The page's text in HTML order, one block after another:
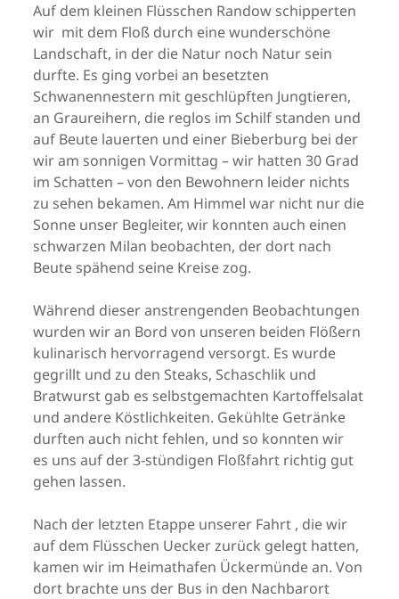
Auf dem kleinen Flüsschen Randow schipperten
wir mit dem Floß durch eine wunderschöne
Landschaft, in der die Natur noch Natur sein
durfte. Es ging vorbei an besetzten
Schwanennestern mit geschlüpften Jungtieren,
an Graureihern, die reglos im Schilf standen und
auf Beute lauerten und einer Bieberburg bei der
wir am sonnigen Vormittag – wir hatten 30 Grad
im Schatten – von den Bewohnern leider nichts
zu sehen bekamen. Am Himmel war nicht nur die
Sonne unser Begleiter, wir konnten auch einen
schwarzen Milan beobachten, der dort nach
Beute spähend seine Kreise zog.
Während dieser anstrengenden Beobachtungen
wurden wir an Bord von unseren beiden Flößern
kulinarisch hervorragend versorgt. Es wurde
gegrillt und zu den Steaks, Schaschlik und
Bratwurst gab es selbstgemachten Kartoffelsalat
und andere Köstlichkeiten. Gekühlte Getränke
durften auch nicht fehlen, und so konnten wir
es uns auf der 3-stündigen Floßfahrt richtig gut
gehen lassen.
Nach der letzten Etappe unserer Fahrt , die wir
auf dem Flüsschen Uecker zurück gelegt hatten,
kamen wir im Heimathafen Ückermünde an. Von
dort brachte uns der Bus in den Nachbarort